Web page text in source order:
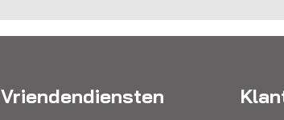
Vriendendiensten